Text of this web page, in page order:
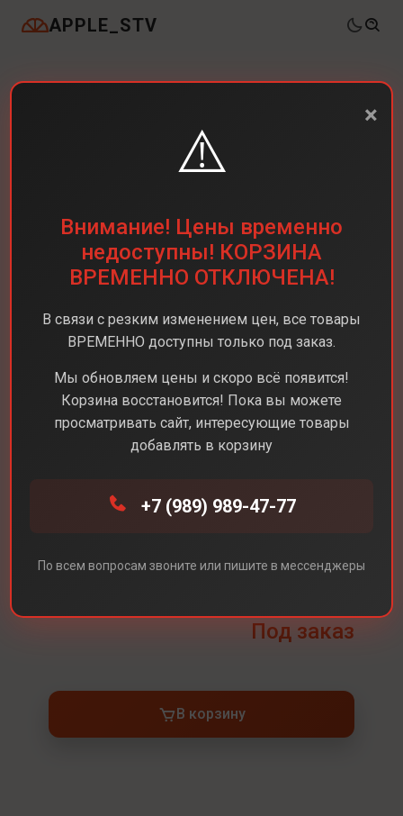
APPLE_STV
Аксессуары AppleTV 4K
Под заказ
В корзину
×
⚠️
Внимание! Цены временно
недоступны! КОРЗИНА
ВРЕМЕННО ОТКЛЮЧЕНА!
В связи с резким изменением цен, все товары
ВРЕМЕННО доступны только под заказ.
Мы обновляем цены и скоро всё появится!
Корзина восстановится! Пока вы можете
просматривать сайт, интересующие товары
добавлять в корзину
+7 (989) 989-47-77
По всем вопросам звоните или пишите в мессенджеры